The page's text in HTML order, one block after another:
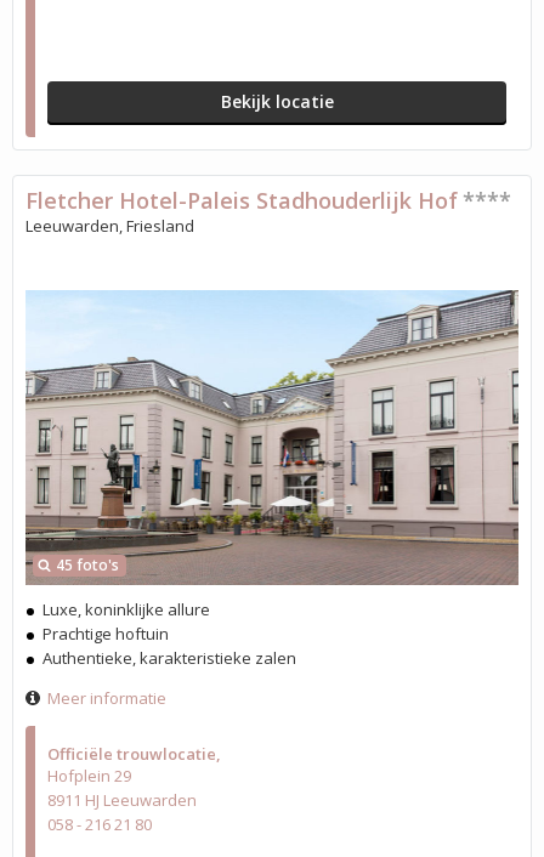
Bekijk locatie
Officiële trouwlocatie
Hofplein 29
8911 HJ Leeuwarden
058 - 216 21 80
45 foto's
Fletcher Hotel-Paleis Stadhouderlijk Hof ****
Leeuwarden, Friesland
Luxe, koninklijke allure
Prachtige hoftuin
Authentieke, karakteristieke zalen
Meer informatie